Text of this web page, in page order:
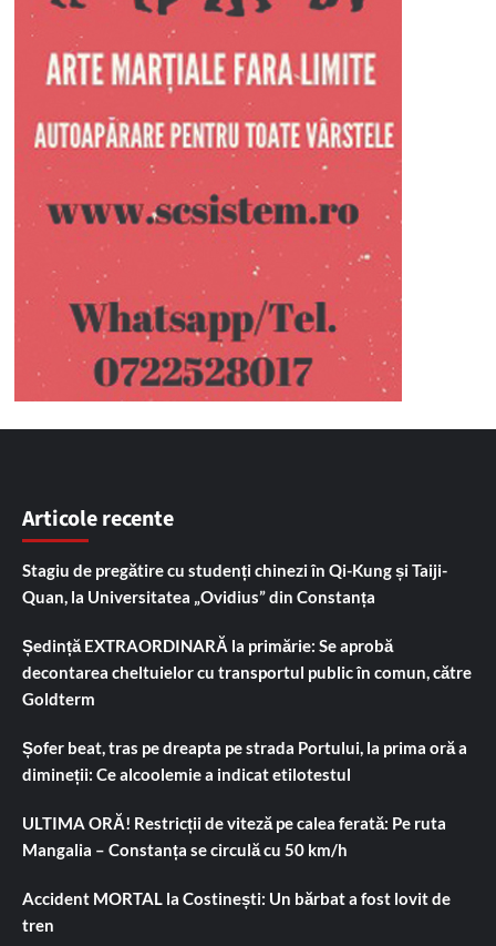
Articole recente
Stagiu de pregătire cu studenți chinezi în Qi-Kung și Taiji-
Quan, la Universitatea „Ovidius” din Constanța
Ședință EXTRAORDINARĂ la primărie: Se aprobă
decontarea cheltuielor cu transportul public în comun, către
Goldterm
Șofer beat, tras pe dreapta pe strada Portului, la prima oră a
dimineții: Ce alcoolemie a indicat etilotestul
ULTIMA ORĂ! Restricții de viteză pe calea ferată: Pe ruta
Mangalia – Constanța se circulă cu 50 km/h
Accident MORTAL la Costinești: Un bărbat a fost lovit de
tren